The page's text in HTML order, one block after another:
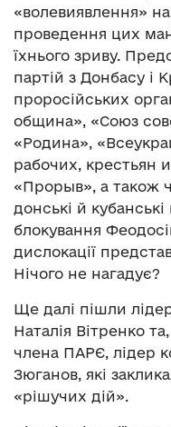
«волевиявлення»
проведення цих
їхнього зриву.
партій з Донбасу і
проросійських
община», «Союз
«Родина»,
рабочих, крестьян
«Прорыв», а також
донські й кубанські
блокування
дислокації
Нічого не нагадує?
Ще далі пішли
Наталія Вітренко
члена ПАРЄ, лідер
Зюганов, які
«рішучих дій».